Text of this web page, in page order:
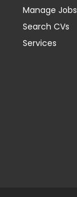
Manage Jobs
Search CVs
Services